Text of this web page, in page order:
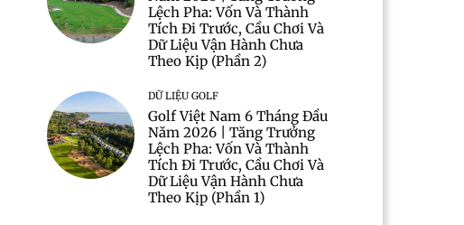
Lệch Pha: Vốn Và Thành
Tích Đi Trước, Cầu Chơi Và
Dữ Liệu Vận Hành Chưa
Theo Kịp (Phần 2)
DỮ LIỆU GOLF
Golf Việt Nam 6 Tháng Đầu
Năm 2026 | Tăng Trưởng
Lệch Pha: Vốn Và Thành
Tích Đi Trước, Cầu Chơi Và
Dữ Liệu Vận Hành Chưa
Theo Kịp (Phần 1)